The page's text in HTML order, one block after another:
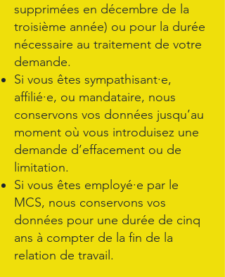
supprimées en décembre de la
troisième année) ou pour la durée
nécessaire au traitement de votre
demande.
Si vous êtes sympathisant·e,
affilié·e, ou mandataire, nous
conservons vos données jusqu’au
moment où vous introduisez une
demande d’effacement ou de
limitation.
Si vous êtes employé·e par le
MCS, nous conservons vos
données pour une durée de cinq
ans à compter de la fin de la
relation de travail.